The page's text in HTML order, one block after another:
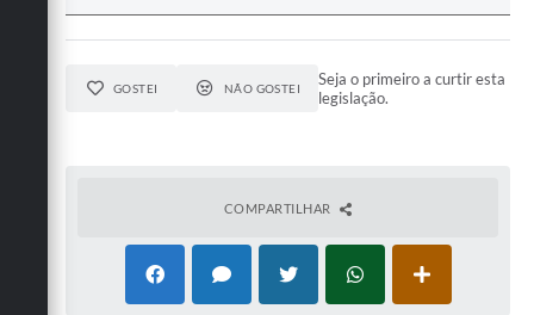
GOSTEI NÃO GOSTEI
Seja o primeiro a curtir esta
legislação.
COMPARTILHAR